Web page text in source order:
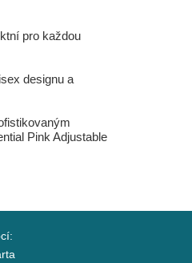
pro každou
designu a
Pink Adjustable